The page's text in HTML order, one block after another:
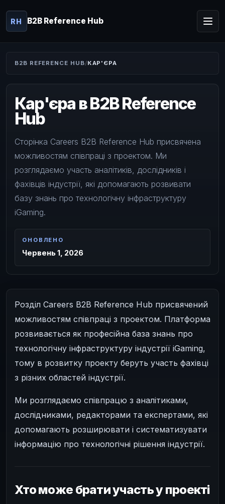
RH B2B Reference Hub
B2B REFERENCE HUB КАР'ЄРА
Кар'єра в B2B Reference
Hub
Сторінка Careers B2B Reference Hub присвячена
можливостям співпраці з проектом. Ми
розглядаємо участь аналітиків, дослідників і
фахівців індустрії, які допомагають розвивати
базу знань про технологічну інфраструктуру
iGaming.
ОНОВЛЕНО
Червень 1, 2026
Розділ Careers B2B Reference Hub присвячений
можливостям співпраці з проектом. Платформа
розвивається як професійна база знань про
технологічну інфраструктуру індустрії iGaming,
тому в розвитку проекту беруть участь фахівці
з різних областей індустрії.
Ми розглядаємо співпрацю з аналітиками,
дослідниками, редакторами та експертами, які
допомагають розширювати і систематизувати
інформацію про технологічні рішення індустрії.
Хто може брати участь у проекті